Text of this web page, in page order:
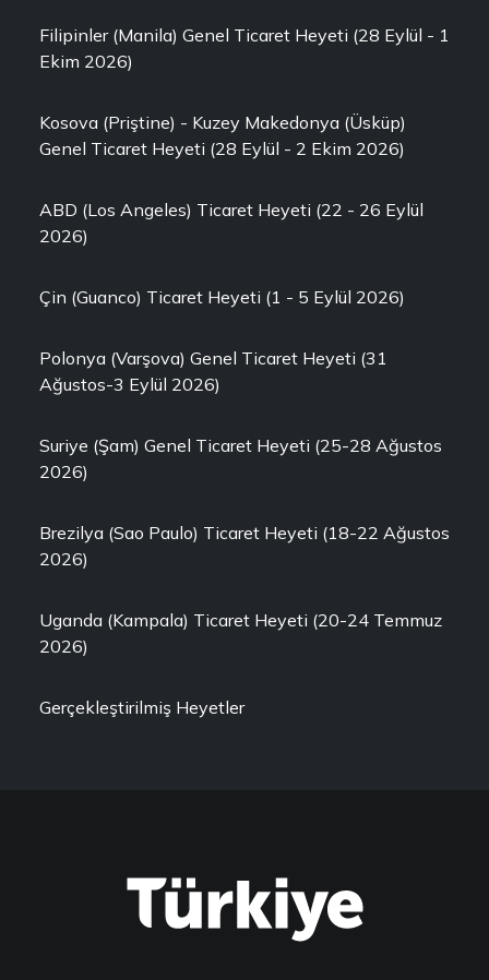
Filipinler (Manila) Genel Ticaret Heyeti (28 Eylül - 1
Ekim 2026)
Kosova (Priştine) - Kuzey Makedonya (Üsküp)
Genel Ticaret Heyeti (28 Eylül - 2 Ekim 2026)
ABD (Los Angeles) Ticaret Heyeti (22 - 26 Eylül
2026)
Çin (Guanco) Ticaret Heyeti (1 - 5 Eylül 2026)
Polonya (Varşova) Genel Ticaret Heyeti (31
Ağustos-3 Eylül 2026)
Suriye (Şam) Genel Ticaret Heyeti (25-28 Ağustos
2026)
Brezilya (Sao Paulo) Ticaret Heyeti (18-22 Ağustos
2026)
Uganda (Kampala) Ticaret Heyeti (20-24 Temmuz
2026)
Gerçekleştirilmiş Heyetler